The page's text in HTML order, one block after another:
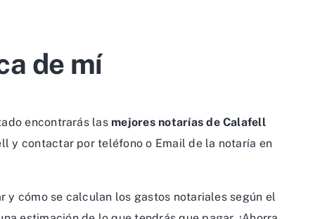
de mí
encontrarás las mejores notarías de Calafell
y contactar por teléfono o Email de la notaría en
cómo se calculan los gastos notariales según el